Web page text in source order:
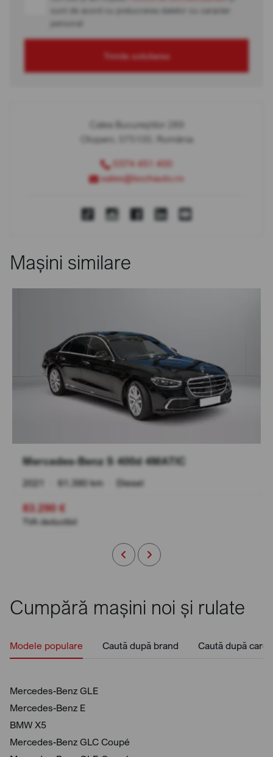
sunt de acord cu prelucrarea datelor cu caracter
personal
Trimite solicitarea
Calea Bucureștilor 289
Otopeni, 075100, România
0374 451 400
sales@bcchauto.ro
Mașini similare
Mercedes-Benz S 400d 4MATIC
2021 61.390 km Diesel
83.290 €
TVA deductibil
Cumpără mașini noi și rulate
Modele populare Caută după brand Caută după
Mercedes-Benz GLE
Mercedes-Benz E
BMW X5
Mercedes-Benz GLC Coupé